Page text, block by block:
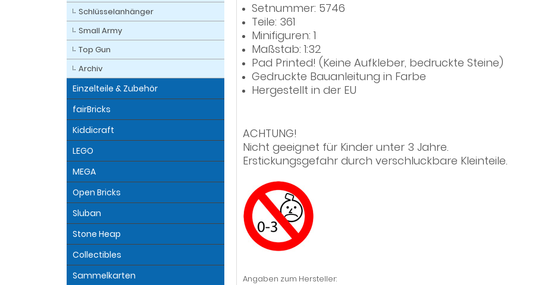
Setnummer: 5746
Teile: 361
Minifiguren: 1
Maßstab: 1:32
Pad Printed! (Keine Aufkleber, bedruckte Steine)
Gedruckte Bauanleitung in Farbe
Hergestellt in der EU
ACHTUNG!
Nicht geeignet für Kinder unter 3 Jahre.
Erstickungsgefahr durch verschluckbare Kleinteile.
Angaben zum Hersteller:
Schlüsselanhänger
Small Army
Top Gun
Archiv
Einzelteile & Zubehör
fairBricks
Kiddicraft
LEGO
MEGA
Open Bricks
Sluban
Stone Heap
Collectibles
Sammelkarten